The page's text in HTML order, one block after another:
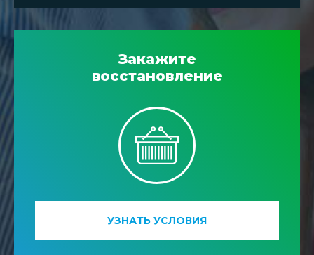
Закажите
восстановление
УЗНАТЬ УСЛОВИЯ